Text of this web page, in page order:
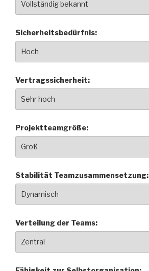
Sicherheitsbedürfnis:
Vertragssicherheit:
Projektteamgröße:
Stabilität Teamzusammensetzung:
Verteilung der Teams: